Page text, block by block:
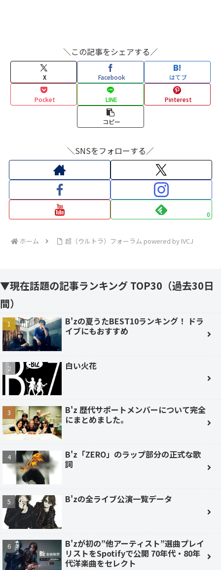
＼この記事をシェアする／
X Facebook はてブ
Pocket LINE Pinterest
コピー
＼SNSをフォローする／
0
ホーム 超（ウルトラ）フォーラム powered by IVCJ
▼現在話題の記事ランキング TOP30（過去30日
間）
B'zの夏うたBEST10ランキング！ ドラ
イブにもおすすめ
白い火花
B'z 歴代サポートメンバーについて完全
にまとめました。
B'z「ZERO」のラップ部分の正式な歌
詞
B'zの全ライブ公演一覧データ
B'zが初の”他アーティスト”選曲プレイ
リストをSpotifyで公開 70年代・80年
代洋楽曲をセレクト